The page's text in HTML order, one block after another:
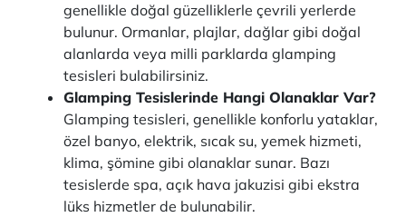
genellikle doğal güzelliklerle çevrili yerlerde
bulunur. Ormanlar, plajlar, dağlar gibi doğal
alanlarda veya milli parklarda glamping
tesisleri bulabilirsiniz.
Glamping Tesislerinde Hangi Olanaklar Var?
Glamping tesisleri, genellikle konforlu yataklar,
özel banyo, elektrik, sıcak su, yemek hizmeti,
klima, şömine gibi olanaklar sunar. Bazı
tesislerde spa, açık hava jakuzisi gibi ekstra
lüks hizmetler de bulunabilir.